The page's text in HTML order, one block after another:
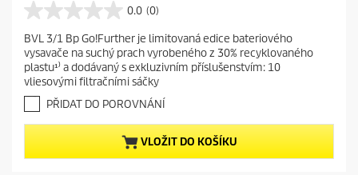
r
e
n
t
p
r
o
d
0.0 (0)
0
.
0
z
5
h
z
d
i
BVL 3/1 Bp Go!Further je limitovaná edice bateriového
vysavače na suchý prach vyrobeného z 30% recyklovaného
plastu¹⁾ a dodávaný s exkluzivním příslušenstvím: 10
vliesovými filtračními sáčky
PŘIDAT DO POROVNÁNÍ
VLOŽIT DO KOŠÍKU